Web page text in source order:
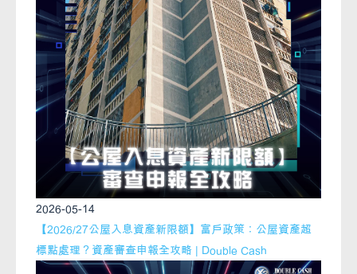
2026-05-14
【2026/27公屋入息資產新限額】富戶政策：公屋資產超
標點處理？資產審查申報全攻略 | Double Cash